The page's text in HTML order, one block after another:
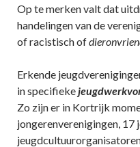
Op te merken valt dat
handelingen van de
of racistisch of
Erkende
in specifieke
Zo zijn er in Kortrijk
jongerenverenigingen, 17